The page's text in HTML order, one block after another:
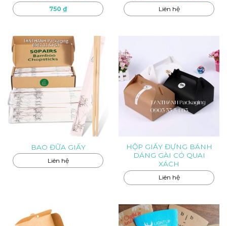
750 ₫ Liên hệ
BAO ĐỮA GIẤY
Liên hệ
HỘP GIẤY ĐỰNG BÁNH
DÁNG GÀI CÓ QUAI
XÁCH
Liên hệ